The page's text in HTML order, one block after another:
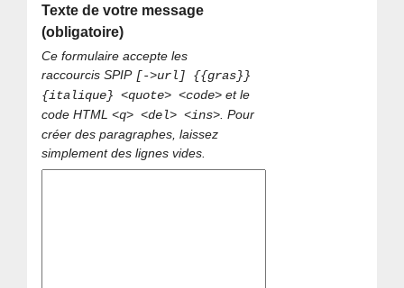
Texte de votre message
(obligatoire)
Ce formulaire accepte les
raccourcis SPIP [->url] {{gras}}
{italique} <quote> <code> et le
code HTML<q> <del> <ins>. Pour
créer des paragraphes, laissez
simplement des lignes vides.